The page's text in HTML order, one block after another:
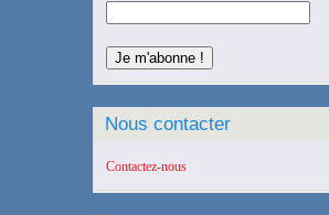
Nous contacter
Contactez-nous